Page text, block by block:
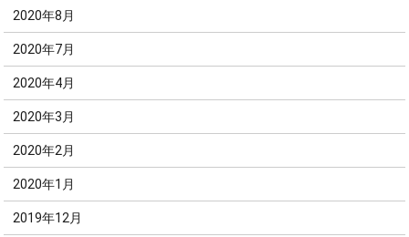
2020年8月
2020年7月
2020年4月
2020年3月
2020年2月
2020年1月
2019年12月